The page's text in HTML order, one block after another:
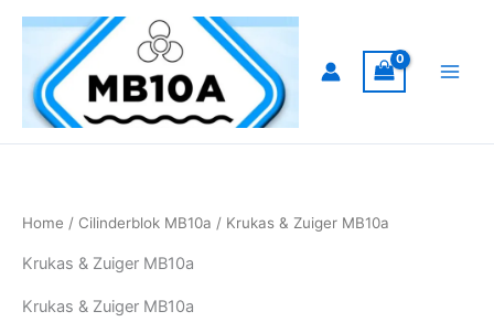
inhoud
Home / Cilinderblok MB10a / Krukas & Zuiger MB10a
Krukas & Zuiger MB10a
Krukas & Zuiger MB10a